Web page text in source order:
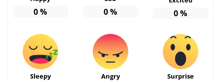
0% 0% 0%
Sleepy Angry Surprise